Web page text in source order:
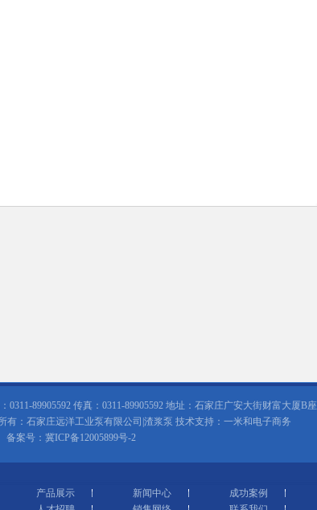
0311-89905592 传真：0311-89905592 地址：石家庄广安大街财富大厦B座
有：石家庄远洋工业泵有限公司| 渣浆泵 技术支持：一米和电子商务
备案号： 冀ICP备12005899号-2
产品展示 新闻中心
成功案例